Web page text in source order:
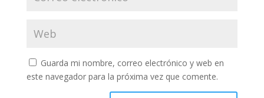
Guarda mi nombre, correo electrónico y web en
este navegador para la próxima vez que comente.